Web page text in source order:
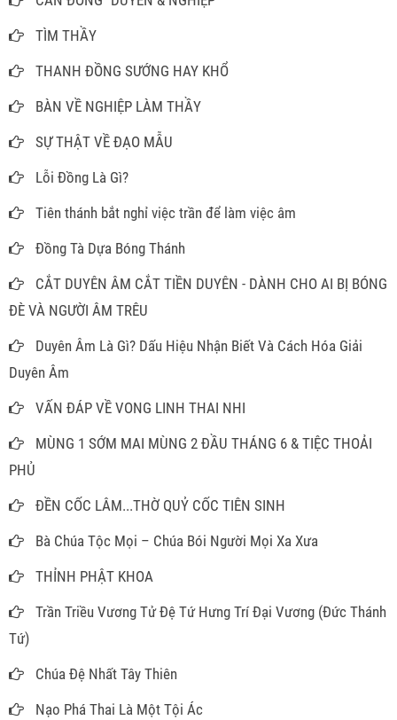
TÌM THẦY
THANH ĐỒNG SƯỚNG HAY KHỔ
BÀN VỀ NGHIỆP LÀM THẦY
SỰ THẬT VỀ ĐẠO MẪU
Lỗi Đồng Là Gì?
Tiên thánh bắt nghỉ việc trần để làm việc âm
Đồng Tà Dựa Bóng Thánh
CẮT DUYÊN ÂM CẮT TIỀN DUYÊN - DÀNH CHO AI BỊ BÓNG
ĐÈ VÀ NGƯỜI ÂM TRÊU
Duyên Âm Là Gì? Dấu Hiệu Nhận Biết Và Cách Hóa Giải
Duyên Âm
VẤN ĐÁP VỀ VONG LINH THAI NHI
MÙNG 1 SỚM MAI MÙNG 2 ĐẦU THÁNG 6 & TIỆC THOẢI
PHỦ
ĐỀN CỐC LÂM...THỜ QUỶ CỐC TIÊN SINH
Bà Chúa Tộc Mọi – Chúa Bói Người Mọi Xa Xưa
THỈNH PHẬT KHOA
Trần Triều Vương Tử Đệ Tứ Hưng Trí Đại Vương (Đức Thánh
Tứ)
Chúa Đệ Nhất Tây Thiên
Nạo Phá Thai Là Một Tội Ác